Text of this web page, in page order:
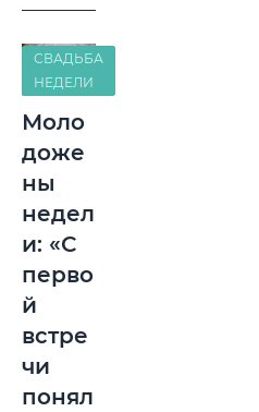
СВАДЬБА
НЕДЕЛИ
Моло
доже
ны
недел
и: «С
перво
й
встре
чи
понял